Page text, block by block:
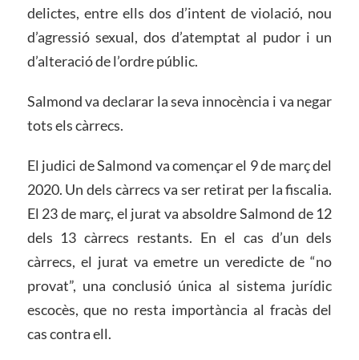
delictes, entre ells dos d’intent de violació, nou
d’agressió sexual, dos d’atemptat al pudor i un
d’alteració de l’ordre públic.
Salmond va declarar la seva innocència i va negar
tots els càrrecs.
El judici de Salmond va començar el 9 de març del
2020. Un dels càrrecs va ser retirat per la fiscalia.
El 23 de març, el jurat va absoldre Salmond de 12
dels 13 càrrecs restants. En el cas d’un dels
càrrecs, el jurat va emetre un veredicte de “no
provat”, una conclusió única al sistema jurídic
escocès, que no resta importància al fracàs del
cas contra ell.